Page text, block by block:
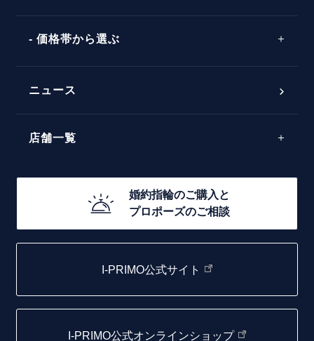
ラインメレ
シンプル
モード
エレガント
価格帯から選ぶ
30万円台～
20万円台～
10万円台～
ニュース
店舗一覧
函館店
取扱店)エヴァンスブライダル 旭川本店
仙台店
青森店
婚約指輪のご購入と
プロポーズのご相談
I-PRIMO公式サイト
I-PRIMO公式オンラインショップ